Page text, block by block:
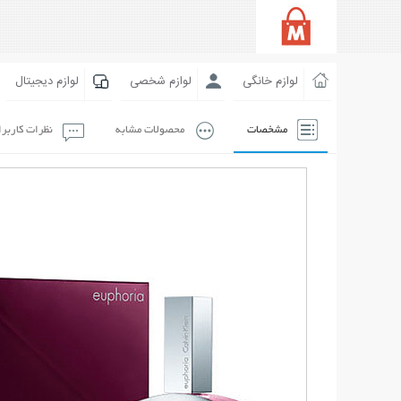
لوازم خانگی لوازم شخصی لوازم دیجیتال
مشخصات محصولات مشابه نظرات